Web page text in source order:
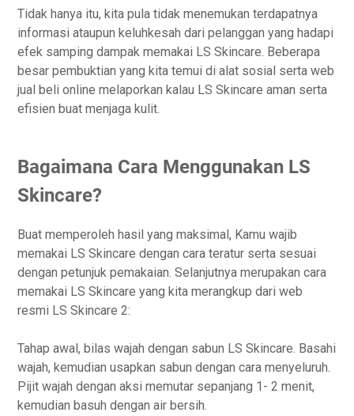
Tidak hanya itu, kita pula tidak menemukan terdapatnya
informasi ataupun keluhkesah dari pelanggan yang hadapi
efek samping dampak memakai LS Skincare. Beberapa
besar pembuktian yang kita temui di alat sosial serta web
jual beli online melaporkan kalau LS Skincare aman serta
efisien buat menjaga kulit.
Bagaimana Cara Menggunakan LS
Skincare?
Buat memperoleh hasil yang maksimal, Kamu wajib
memakai LS Skincare dengan cara teratur serta sesuai
dengan petunjuk pemakaian. Selanjutnya merupakan cara
memakai LS Skincare yang kita merangkup dari web
resmi LS Skincare 2:
Tahap awal, bilas wajah dengan sabun LS Skincare. Basahi
wajah, kemudian usapkan sabun dengan cara menyeluruh.
Pijit wajah dengan aksi memutar sepanjang 1- 2 menit,
kemudian basuh dengan air bersih.